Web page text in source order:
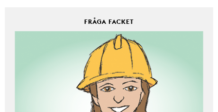
FRÅGA FACKET